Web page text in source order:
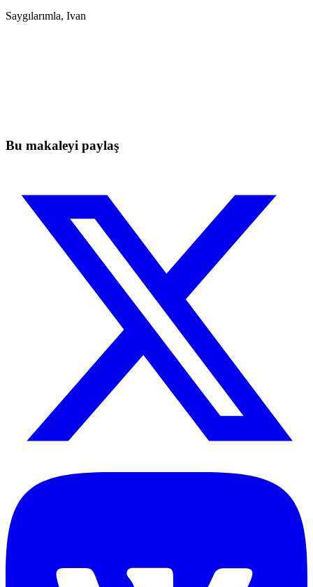
Saygılarımla, Ivan
Bu makaleyi paylaş